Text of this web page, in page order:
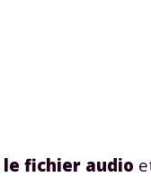
le fichier audio